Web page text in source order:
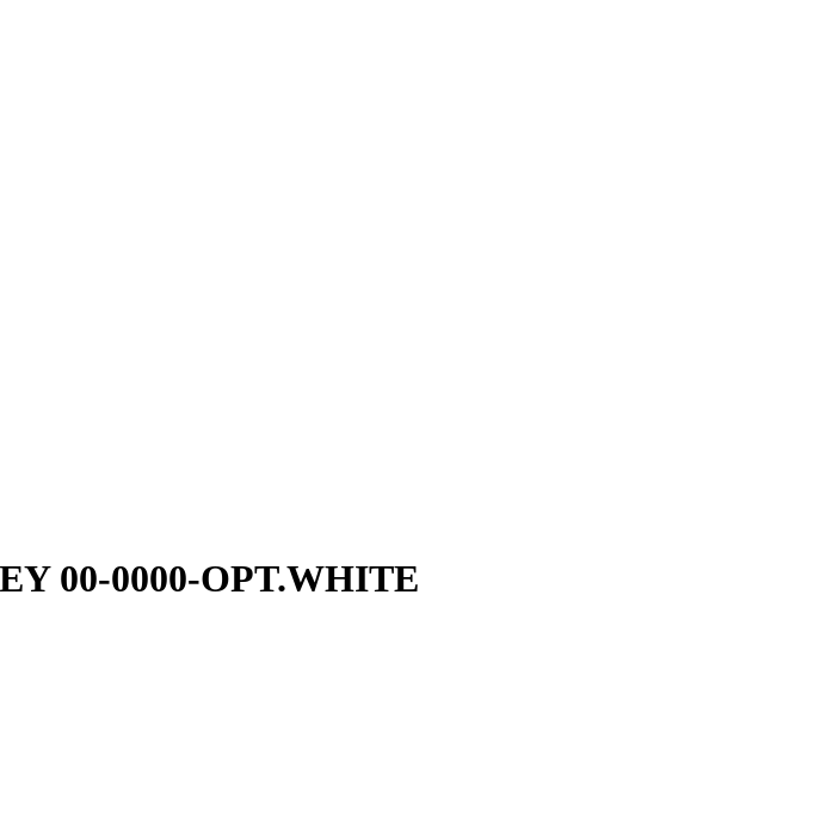
00-0000-OPT.WHITE